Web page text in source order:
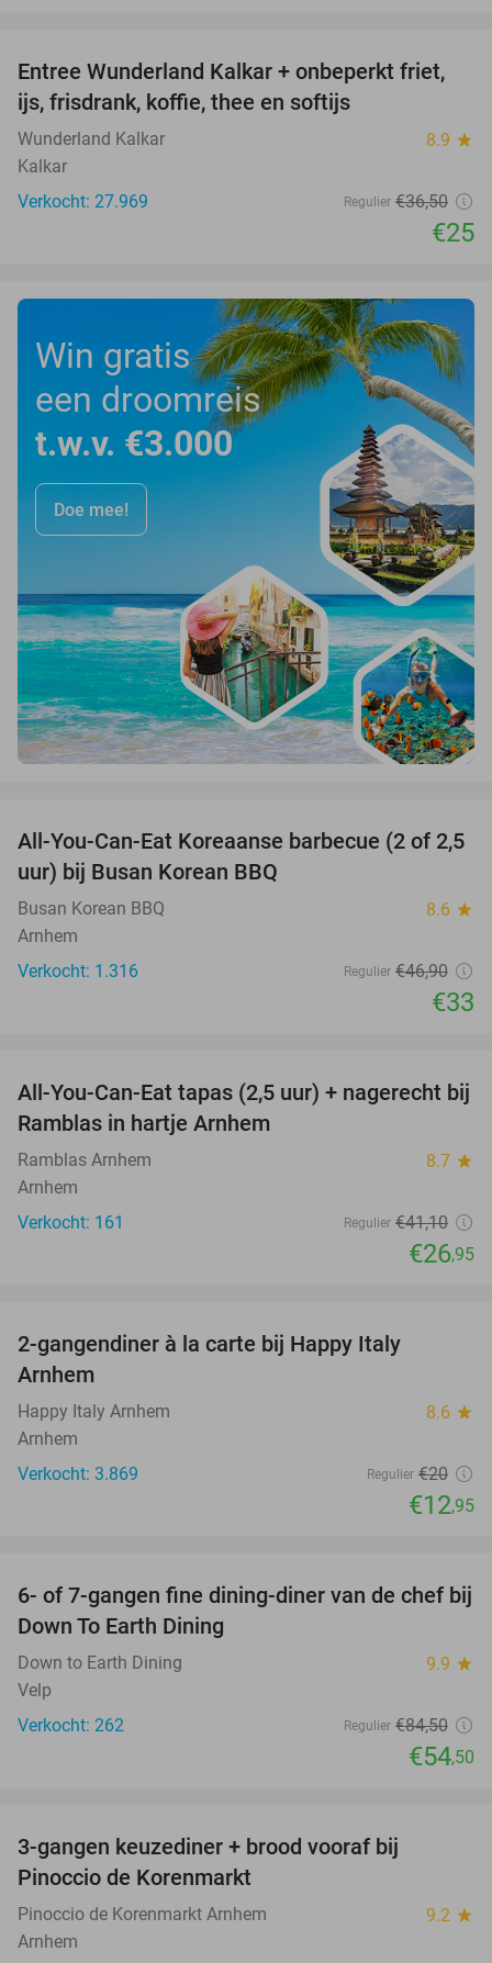
32%
Entree Wunderland Kalkar + onbeperkt friet,
ijs, frisdrank, koffie, thee en softijs
Wunderland Kalkar 8.9 star
Kalkar
Verkocht: 27.969
Regulier €36,50
€25
Win gratis
een droomreis
t.w.v. €3.000
Doe mee!
30%
All-You-Can-Eat Koreaanse barbecue (2 of 2,5
uur) bij Busan Korean BBQ
Busan Korean BBQ 8.6 star
Arnhem
Verkocht: 1.316
Regulier €46,90
€33
34%
All-You-Can-Eat tapas (2,5 uur) + nagerecht bij
Ramblas in hartje Arnhem
Ramblas Arnhem 8.7 star
Arnhem
Verkocht: 161
Regulier €41,10
€26,95
2-gangendiner à la carte bij Happy Italy
Arnhem
Happy Italy Arnhem 8.6 star
Arnhem
Verkocht: 3.869
Regulier €20
€12,95
36%
6- of 7-gangen fine dining-diner van de chef bij
Down To Earth Dining
Down to Earth Dining 9.9 star
Velp
Verkocht: 262
Regulier €84,50
€54,50
3-gangen keuzediner + brood vooraf bij
Pinoccio de Korenmarkt
Pinoccio de Korenmarkt Arnhem 9.2 star
Arnhem